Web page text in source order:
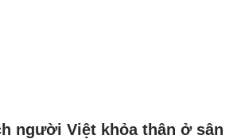
người Việt khỏa thân ở sân